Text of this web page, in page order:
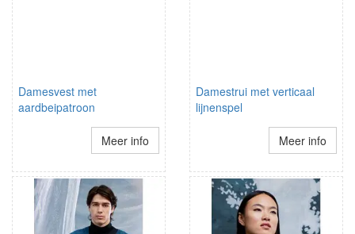
Damesvest met
aardbeipatroon
Meer info
Damestrui met verticaal
lijnenspel
Meer info